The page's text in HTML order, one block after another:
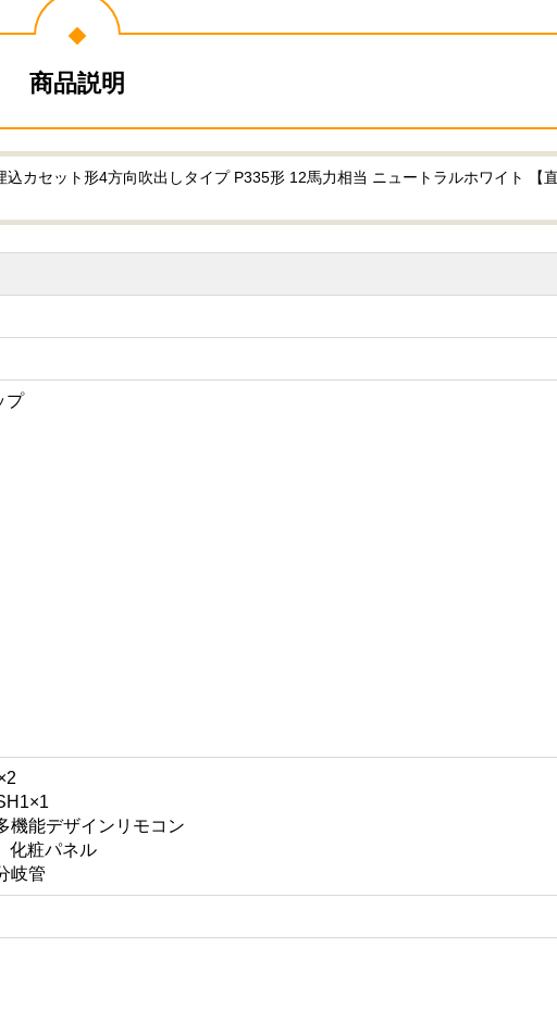
商品説明
カセット形4方向吹出しタイプ P335形 12馬力相当 ニュートラルホワイト 【
プ
能デザインリモコン
化粧パネル
岐管